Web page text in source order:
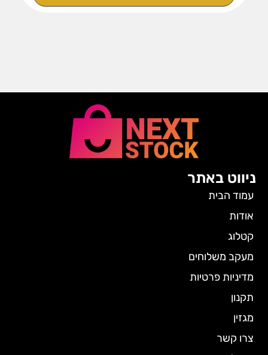
ניווט באתר
עמוד הבית
אודות
קטלוג
מעקב משלוחים
מדיניות פרטיות
תקנון
מגזין
צרו קשר